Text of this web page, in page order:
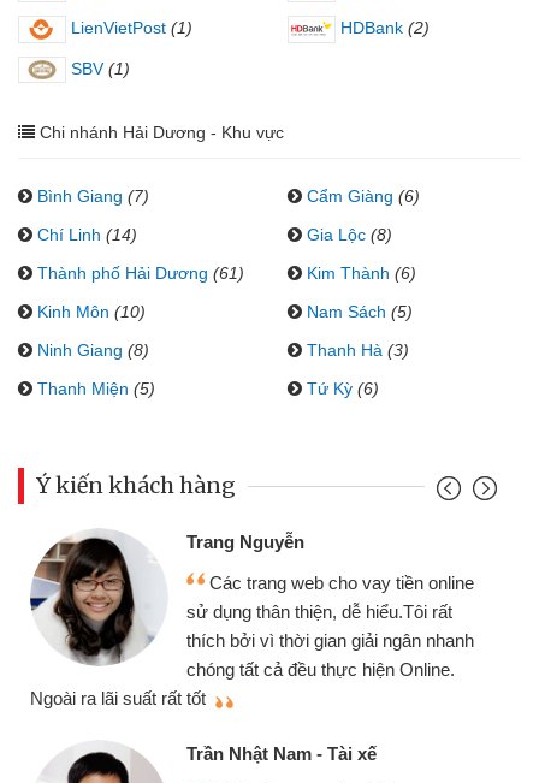
LienVietPost (1) HDBank (2)
SBV (1)
Chi nhánh Hải Dương - Khu vực
Bình Giang (7) Cẩm Giàng (6)
Chí Linh (14) Gia Lộc (8)
Thành phố Hải Dương (61) Kim Thành (6)
Kinh Môn (10) Nam Sách (5)
Ninh Giang (8) Thanh Hà (3)
Thanh Miện (5) Tứ Kỳ (6)
Ý kiến khách hàng
Trang Nguyễn
Các trang web cho vay tiền online
sử dụng thân thiện, dễ hiểu.Tôi rất
thích bởi vì thời gian giải ngân nhanh
chóng tất cả đều thực hiện Online.
Ngoài ra lãi suất rất tốt
Trần Nhật Nam - Tài xế